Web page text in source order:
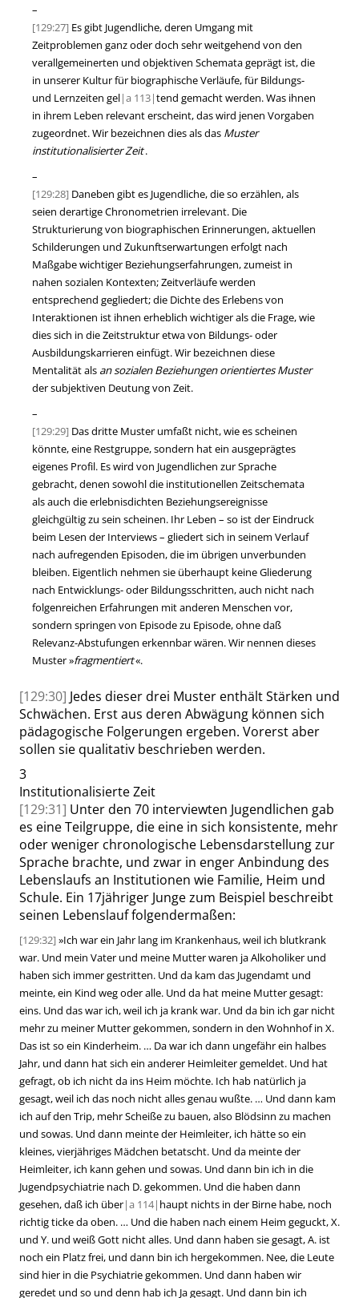
–
[129:27] Es gibt Jugendliche, deren Umgang mit
Zeitproblemen ganz oder doch sehr weitgehend von den
verallgemeinerten und objektiven Schemata geprägt ist, die
in unserer Kultur für biographische Verläufe, für Bildungs-
und Lernzeiten gel|a 113|tend gemacht werden. Was ihnen
in ihrem Leben relevant erscheint, das wird jenen Vorgaben
zugeordnet. Wir bezeichnen dies als das Muster
institutionalisierter Zeit.
–
[129:28] Daneben gibt es Jugendliche, die so erzählen, als
seien derartige Chronometrien irrelevant. Die
Strukturierung von biographischen Erinnerungen, aktuellen
Schilderungen und Zukunftserwartungen erfolgt nach
Maßgabe wichtiger Beziehungserfahrungen, zumeist in
nahen sozialen Kontexten; Zeitverläufe werden
entsprechend gegliedert; die Dichte des Erlebens von
Interaktionen ist ihnen erheblich wichtiger als die Frage, wie
dies sich in die Zeitstruktur etwa von Bildungs- oder
Ausbildungskarrieren einfügt. Wir bezeichnen diese
Mentalität als an sozialen Beziehungen orientiertes Muster
der subjektiven Deutung von Zeit.
–
[129:29] Das dritte Muster umfaßt nicht, wie es scheinen
könnte, eine Restgruppe, sondern hat ein ausgeprägtes
eigenes Profil. Es wird von Jugendlichen zur Sprache
gebracht, denen sowohl die institutionellen Zeitschemata
als auch die erlebnisdichten Beziehungsereignisse
gleichgültig zu sein scheinen. Ihr Leben – so ist der Eindruck
beim Lesen der Interviews – gliedert sich in seinem Verlauf
nach aufregenden Episoden, die im übrigen unverbunden
bleiben. Eigentlich nehmen sie überhaupt keine Gliederung
nach Entwicklungs- oder Bildungsschritten,auch nicht nach
folgenreichen Erfahrungen mit anderen Menschen vor,
sondern springen von Episode zu Episode, ohne daß
Relevanz-Abstufungen erkennbar wären. Wir nennen dieses
Muster»fragmentiert«.
[129:30] Jedes dieser drei Muster enthält Stärken und
Schwächen. Erst aus deren Abwägung können sich
pädagogische Folgerungen ergeben. Vorerst aber
sollen sie qualitativ beschrieben werden.
3
Institutionalisierte Zeit
[129:31] Unter den 70 interviewten Jugendlichen gab
es eine Teilgruppe, die eine in sich konsistente, mehr
oder weniger chronologische Lebensdarstellung zur
Sprache brachte, und zwar in enger Anbindung des
Lebenslaufs an Institutionen wie Familie, Heim und
Schule. Ein 17jähriger Junge zum Beispiel beschreibt
seinen Lebenslauf folgendermaßen:
[129:32]»Ich war ein Jahr lang im Krankenhaus, weil ich blutkrank
war. Und mein Vater und meine Mutter waren ja Alkoholiker und
haben sich immer gestritten. Und da kam das Jugendamt und
meinte, ein Kind weg oder alle. Und da hat meine Mutter gesagt:
eins. Und das war ich, weil ich ja krank war. Und da bin ich gar nicht
mehr zu meiner Mutter gekommen, sondern in den Wohnhof in X.
Das ist so ein Kinderheim. … Da war ich dann ungefähr ein halbes
Jahr, und dann hat sich ein anderer Heimleiter gemeldet. Und hat
gefragt, ob ich nicht da ins Heim möchte. Ich hab natürlich ja
gesagt, weil ich das noch nicht alles genau wußte. … Und dann kam
ich auf den Trip, mehr Scheiße zu bauen, also Blödsinn zu machen
und sowas. Und dann meinte der Heimleiter, ich hätte so ein
kleines, vierjähriges Mädchen betatscht. Und da meinte der
Heimleiter, ich kann gehen und sowas. Und dann bin ich in die
Jugendpsychiatrie nach D. gekommen. Und die haben dann
gesehen, daß ich über|a 114| haupt nichts in der Birne habe, noch
richtig ticke da oben. … Und die haben nach einem Heim geguckt, X.
und Y. und weiß Gott nicht alles. Und dann haben sie gesagt, A. ist
noch ein Platz frei, und dann bin ich hergekommen. Nee, die Leute
sind hier in die Psychiatrie gekommen. Und dann haben wir
geredet und so und denn hab ich Ja gesagt. Und dann bin ich